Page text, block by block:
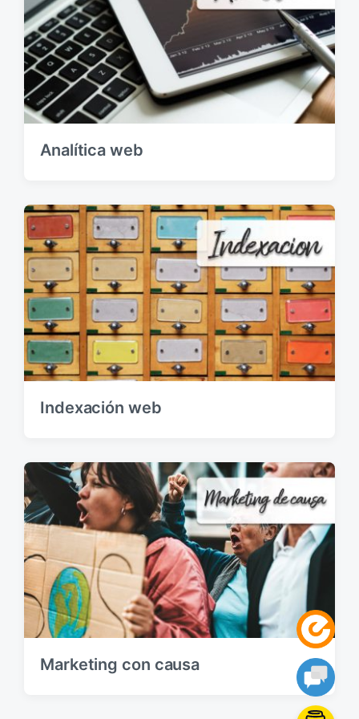
Analítica web
Indexación web
Marketing con causa